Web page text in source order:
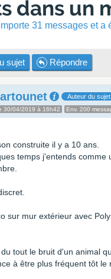
dans un
31 messages et a
sujet Répondre
Auteur du sujet
30/04/2019 à 16h42 Env. 200
construite il y a 10 ans.
temps j'entends
sur mur extérieur avec
tout le bruit d'un animal
à être plus fréquent tôt le